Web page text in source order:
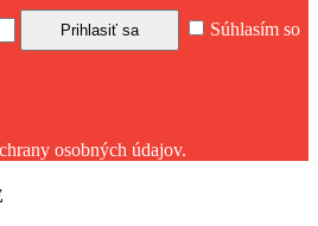
Súhlasím so
osobných údajov.